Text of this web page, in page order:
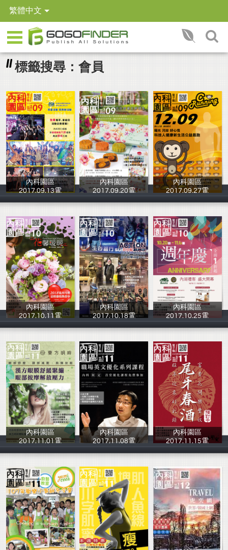
繁體中文
標籤搜尋：會員
內科園區
2017.09.13電
台北內湖科技園
內科園區
2017.09.20電
台北內湖科技園
內科園區
2017.09.27電
台北內湖科技園
內科園區
2017.10.11電
台北內湖科技園
內科園區
2017.10.18電
台北內湖科技園
內科園區
2017.10.25電
台北內湖科技園
內科園區
2017.11.01電
台北內湖科技園
內科園區
2017.11.08電
台北內湖科技園
內科園區
2017.11.15電
台北內湖科技園